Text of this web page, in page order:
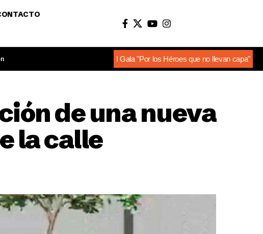
I Gala "Por los Héroes que no llevan capa"
de una nueva
la calle